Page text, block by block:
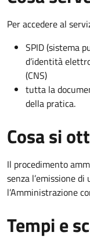
Per accedere al
SPID (sistema
d’identità
(CNS)
tutta la
della pratica.
Cosa si
Il procedimento
senza l’emissione
l’Amministrazione
Tempi e